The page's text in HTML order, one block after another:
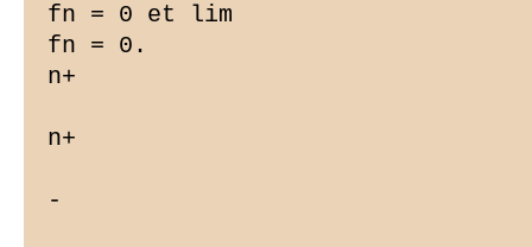
fn = 0 et lim
fn = 0.
n+
n+
-